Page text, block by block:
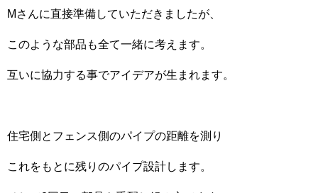
Mさんに直接準備していただきましたが、
このような部品も全て一緒に考えます。
互いに協力する事でアイデアが生まれます。
住宅側とフェンス側のパイプの距離を測り
これをもとに残りのパイプ設計します。